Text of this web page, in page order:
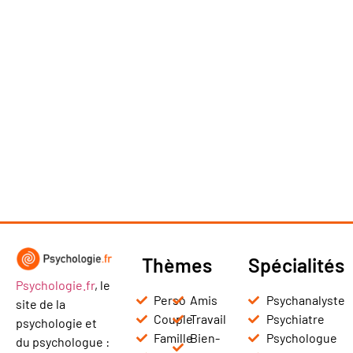
Psychologie.fr, le
site de la
psychologie et
du psychologue :
Thèmes
Perso
Couple
Famille
Amis
Travail
Bien-
Spécialités
Psychanalyste
Psychiatre
Psychologue